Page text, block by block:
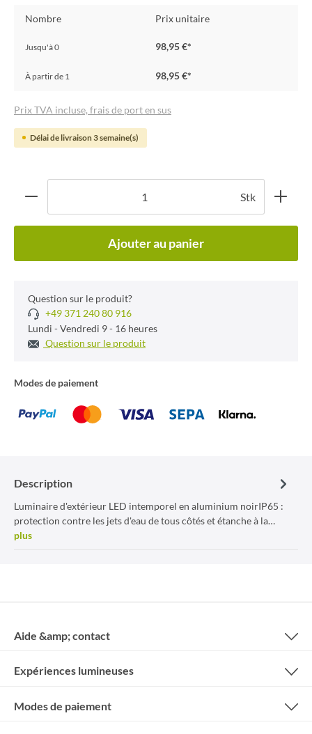
Nombre Prix unitaire
Jusqu'à0 98,95 €*
À partir de 1 98,95 €*
Prix TVA incluse, frais de port en sus
Délai de livraison 3 semaine(s)
Stk
Ajouter au panier
Question sur le produit?
+49 371 240 80 916
Lundi - Vendredi 9 - 16 heures
Question sur le produit
Modes de paiement
Description
Luminaire d'extérieur LED intemporel en aluminium noirIP65 :
protection contre les jets d'eau de tous côtés et étanche à la…
plus
Aide &amp; contact
Expériences lumineuses
Modes de paiement